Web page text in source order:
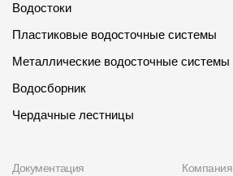
Водостоки
Пластиковые водосточные системы
Металлические водосточные системы
Водосборник
Чердачные лестницы
Документация Компания